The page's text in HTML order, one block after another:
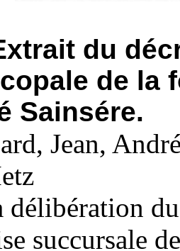
du
de la
Sainsére.
Jean,
délibération
succursale